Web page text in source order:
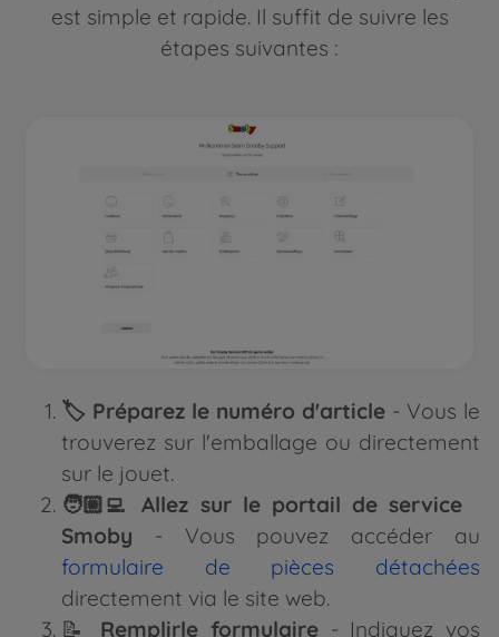
est simple et rapide. Il suffit de suivre les
étapes suivantes :
🏷️ Préparez le numéro d'article - Vous le
trouverez sur l'emballage ou directement
sur le jouet.
🧑🏼‍💻 Allez sur le portail de service
Smoby - Vous pouvez accéder au
formulaire de pièces détachées
directement via le site web.
📝 Remplirle formulaire - Indiquez vos